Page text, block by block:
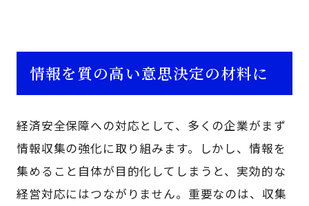
情報を質の高い意思決定の材料に
経済安全保障への対応として、多くの企業がまず
情報収集の強化に取り組みます。しかし、情報を
集めること自体が目的化してしまうと、実効的な
経営対応にはつながりません。重要なのは、収集